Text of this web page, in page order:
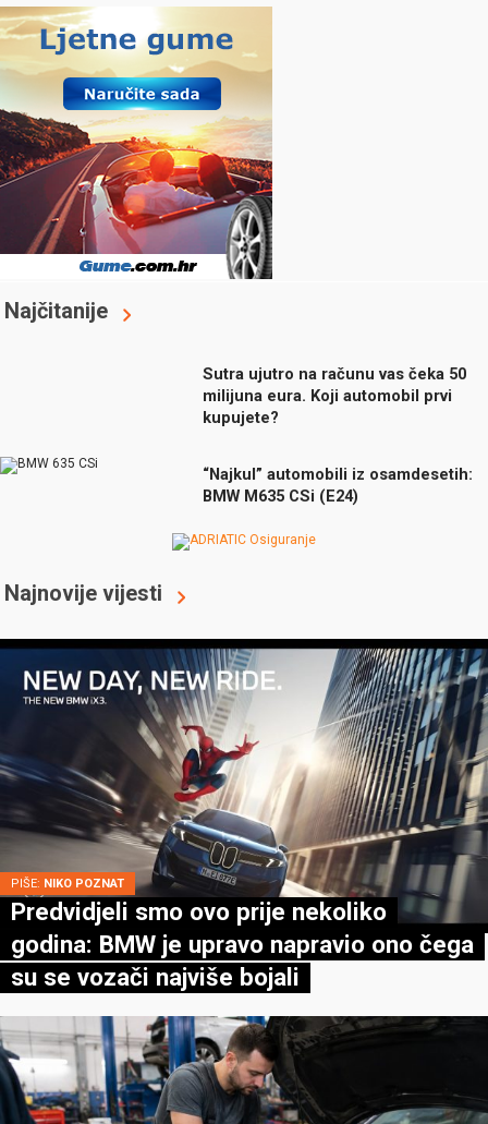
Najčitanije
Sutra ujutro na računu vas čeka 50
milijuna eura. Koji automobil prvi
kupujete?
“Najkul” automobili iz osamdesetih:
BMW M635 CSi (E24)
Najnovije vijesti
PIŠE: NIKO POZNAT
Predvidjeli smo ovo prije nekoliko
godina: BMW je upravo napravio ono čega
su se vozači najviše bojali